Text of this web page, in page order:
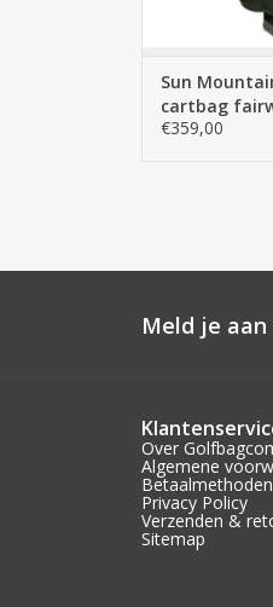
Sun
cartbag
€359,00
Meld je
Over
Algemene
Betaalmethoden
Privacy Policy
Verzenden &
Sitemap